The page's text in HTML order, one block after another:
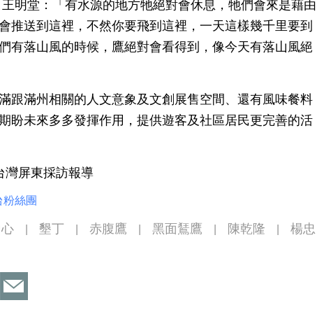
明堂：「有水源的地方牠絕對會休息，牠們會來是藉由
推送到這裡，不然你要飛到這裡，一天這樣幾千里要到
有落山風的時候，鷹絕對會看得到，像今天有落山風絕
跟滿州相關的人文意象及文創展售空間、還有風味餐料
盼未來多多發揮作用，提供遊客及社區居民更完善的活
灣屏東採訪報導
粉絲團
墾丁 赤腹鷹 黑面鵟鷹 陳乾隆
楊忠